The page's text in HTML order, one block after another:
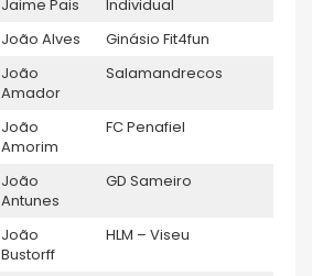
Jaime Pais
Individual
João Alves
Ginásio Fit4fun
João
Amador
Salamandrecos
João
Amorim
FC Penafiel
João
Antunes
GD Sameiro
João
Bustorff
HLM – Viseu